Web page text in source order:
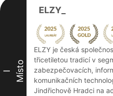
I Místo
ELZY_
ELZY je česká
třicetiletou tradicí v
zabezpečovacích,
komunikačních
Jindřichově Hradci na